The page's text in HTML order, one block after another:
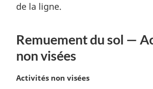
i
e
:
de la ligne.
Remuement du sol —
non visées
N
Activités non visées